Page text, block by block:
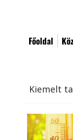
Főoldal
Kiemelt